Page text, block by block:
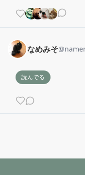
なめみそ@
読んでる